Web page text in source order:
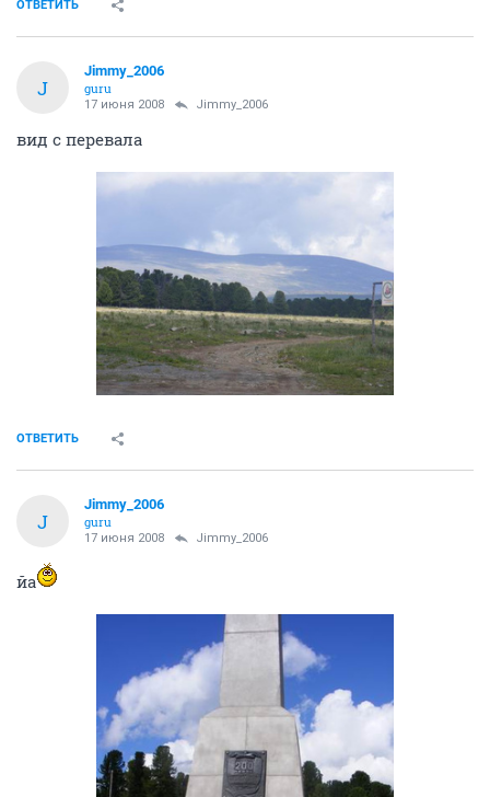
ОТВЕТИТЬ
J
Jimmy_2006
guru
17 июня 2008 Jimmy_2006
вид с перевала
ОТВЕТИТЬ
J
Jimmy_2006
guru
17 июня 2008 Jimmy_2006
йа